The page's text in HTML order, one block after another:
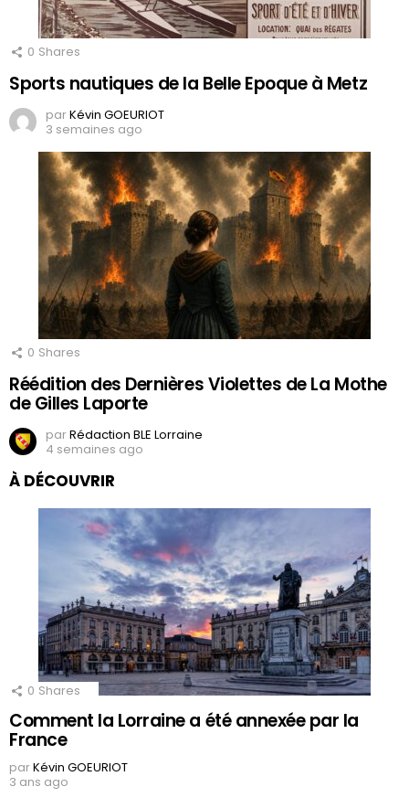
0 Shares
Sports nautiques de la Belle Epoque à Metz
parKévin GOEURIOT
3 semaines ago
0 Shares
Réédition des Dernières Violettes de La Mothe
de Gilles Laporte
parRédaction BLE Lorraine
4 semaines ago
À DÉCOUVRIR
0 Shares
Comment la Lorraine a été annexée par la
France
parKévin GOEURIOT
3 ans ago